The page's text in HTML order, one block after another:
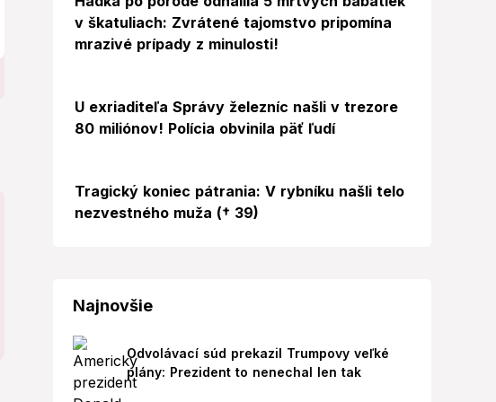
v škatuliach: Zvrátené tajomstvo pripomína
mrazivé prípady z minulosti!
U exriaditeľa Správy železníc našli v trezore
80 miliónov! Polícia obvinila päť ľudí
Tragický koniec pátrania: V rybníku našli telo
nezvestného muža († 39)
Najnovšie
Odvolávací súd prekazil Trumpovy veľké
plány: Prezident to nenechal len tak